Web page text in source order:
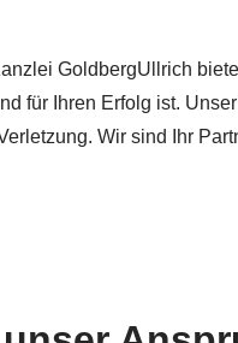
GoldbergUllrich
für Ihren Erfolg ist.
Wir sind Ihr